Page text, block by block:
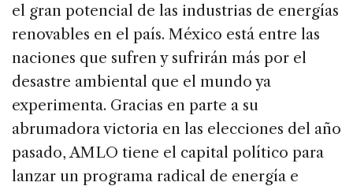
el gran potencial de las industrias de energías
renovables en el país. México está entre las
naciones que sufren y sufrirán más por el
desastre ambiental que el mundo ya
experimenta. Gracias en parte a su
abrumadora victoria en las elecciones del año
pasado, AMLO tiene el capital político para
lanzar un programa radical de energía e